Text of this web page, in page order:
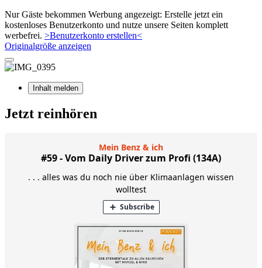
Nur Gäste bekommen Werbung angezeigt: Erstelle jetzt ein
kostenloses Benutzerkonto und nutze unsere Seiten komplett
werbefrei. >Benutzerkonto erstellen<
Originalgröße anzeigen
Inhalt melden
Jetzt reinhören